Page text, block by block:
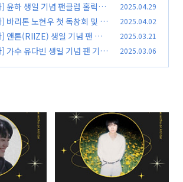
윤하 생일 기념 팬클럽 홀릭스
(0)
2025.04.29
바리톤 노현우 첫 독창회 및 앙
성료 기념 팬카페 기부 (0)
2025.04.02
앤톤(RIIZE) 생일 기념 팬 기
2025.03.21
가수 유다빈 생일 기념 팬 기부 2025.03.06